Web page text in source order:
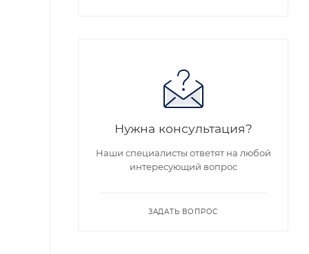
Нужна консультация?
Наши специалисты ответят на любой
интересующий вопрос
ЗАДАТЬ ВОПРОС